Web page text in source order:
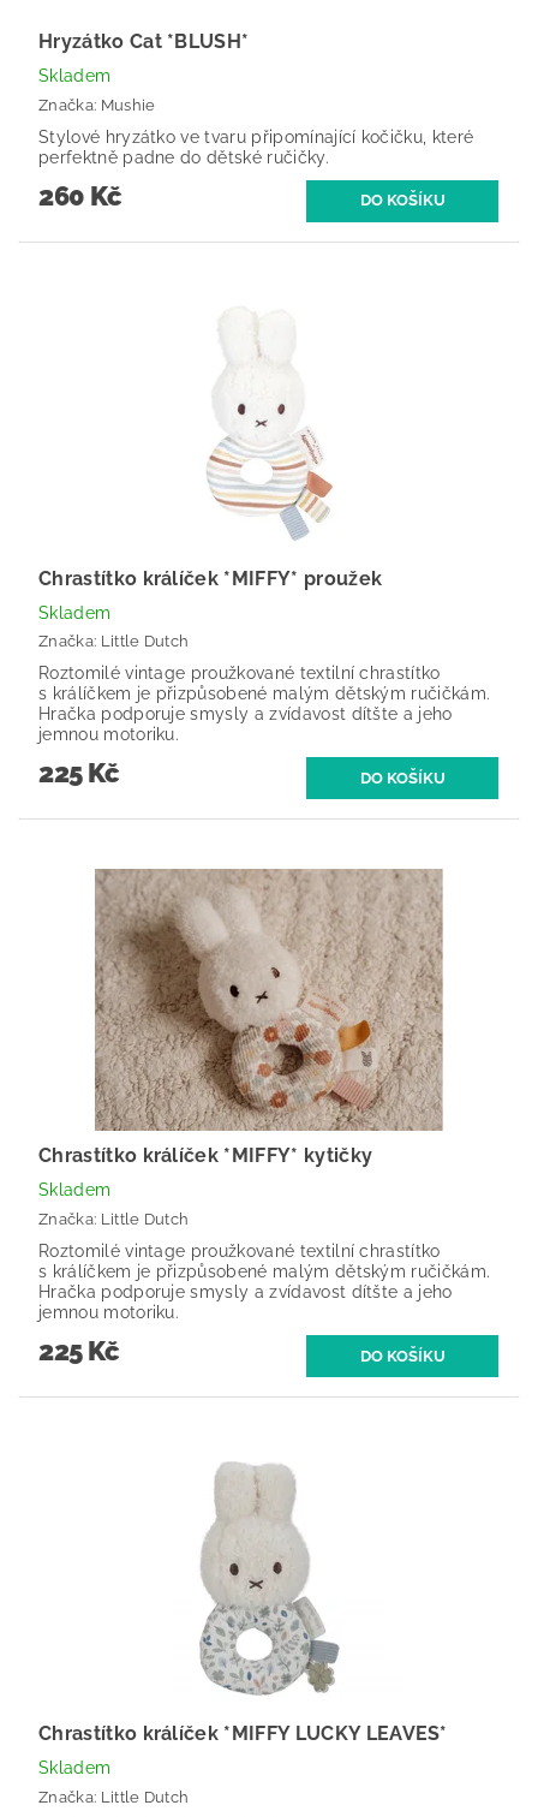
Hryzátko Cat *BLUSH*
Skladem
Značka: Mushie
Stylové hryzátko ve tvaru připomínající kočičku, které
perfektně padne do dětské ručičky.
260 Kč
Chrastítko králíček *MIFFY* proužek
Skladem
Značka: Little Dutch
Roztomilé vintage proužkované textilní chrastítko
s králíčkem je přizpůsobené malým dětským ručičkám.
Hračka podporuje smysly a zvídavost dítšte a jeho
jemnou motoriku.
225 Kč
Chrastítko králíček *MIFFY* kytičky
Skladem
Značka: Little Dutch
Roztomilé vintage proužkované textilní chrastítko
s králíčkem je přizpůsobené malým dětským ručičkám.
Hračka podporuje smysly a zvídavost dítšte a jeho
jemnou motoriku.
225 Kč
Chrastítko králíček *MIFFY LUCKY LEAVES*
Skladem
Značka: Little Dutch